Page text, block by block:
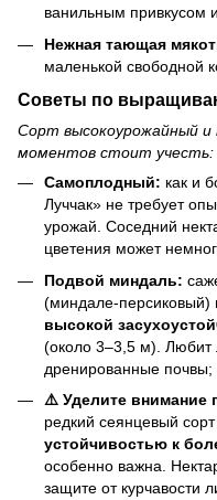
ванильным привкусом
Нежная тающая
маленькой свободной
Советы по
Сорт высокоурожайный и
моментов стоит учесть:
Самоплодный: как и
Луччак» не требует
урожай. Соседний
цветения может
Подвой миндаль:
(миндале-
высокой
(около 3–3,5 м). Любит
дренированные почвы;
⚠️ Уделите внимание
редкий сеянцевый
устойчивостью к
особенно важна.
защите от курчавости